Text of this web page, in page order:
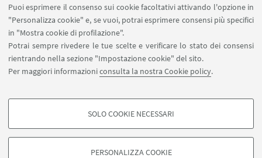
Puoi esprimere il consenso sui cookie facoltativi attivando l'opzione in
"Personalizza cookie" e, se vuoi, potrai esprimere consensi più specifici
in "Mostra cookie di profilazione".
Potrai sempre rivedere le tue scelte e verificare lo stato dei consensi
rientrando nella sezione "Impostazione cookie" del sito.
Per maggiori informazioniconsulta la nostra Cookie policy.
COOKIE DI PROFILAZIONE - FACOLTATIVI
SOLO COOKIE NECESSARI
PERSONALIZZA COOKIE
SEGUI UNIBO SU:
APP:
©Copyright 2026 - ALMA MATER STUDIORUM - Università di
Bologna - Via Zamboni, 33 - 40126 Bologna - PI: 01131710376 - CF: